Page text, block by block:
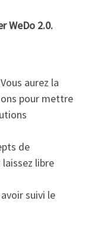
WeDo 2.0.
aurez la
pour mettre
de
libre
suivi le